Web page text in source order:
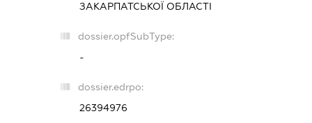
ЗАКАРПАТСЬКОЇ ОБЛАСТІ
dossier.opfSubType:
-
dossier.edrpo:
26394976